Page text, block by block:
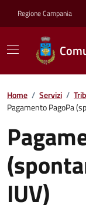
Regione Campania
Home / Servizi /
Pagamento PagoPa
IUV)